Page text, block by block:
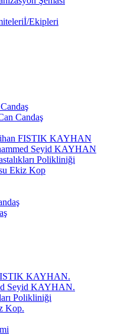
Ekipleri
Candaş
FISTIK KAYHAN
Seyid KAYHAN
Polikliniği
Ekiz Kop
KAYHAN.
Seyid KAYHAN.
Polikliniği
Kop.